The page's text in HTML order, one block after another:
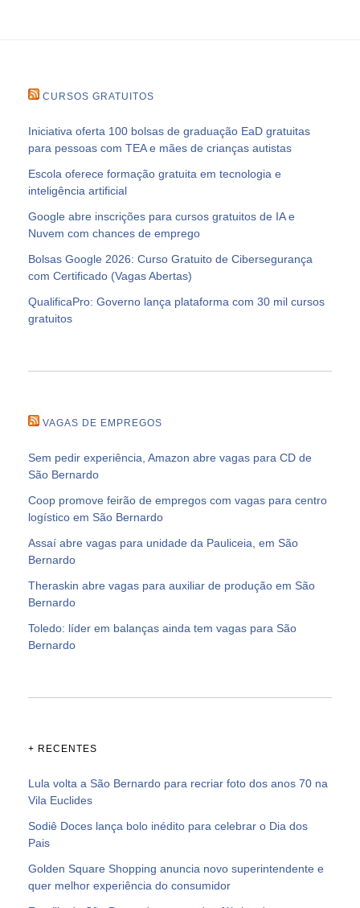
CURSOS GRATUITOS
Iniciativa oferta 100 bolsas de graduação EaD gratuitas
para pessoas com TEA e mães de crianças autistas
Escola oferece formação gratuita em tecnologia e
inteligência artificial
Google abre inscrições para cursos gratuitos de IA e
Nuvem com chances de emprego
Bolsas Google 2026: Curso Gratuito de Cibersegurança
com Certificado (Vagas Abertas)
QualificaPro: Governo lança plataforma com 30 mil cursos
gratuitos
VAGAS DE EMPREGOS
Sem pedir experiência, Amazon abre vagas para CD de
São Bernardo
Coop promove feirão de empregos com vagas para centro
logístico em São Bernardo
Assaí abre vagas para unidade da Pauliceia, em São
Bernardo
Theraskin abre vagas para auxiliar de produção em São
Bernardo
Toledo: líder em balanças ainda tem vagas para São
Bernardo
+ RECENTES
Lula volta a São Bernardo para recriar foto dos anos 70 na
Vila Euclides
Sodiê Doces lança bolo inédito para celebrar o Dia dos
Pais
Golden Square Shopping anuncia novo superintendente e
quer melhor experiência do consumidor